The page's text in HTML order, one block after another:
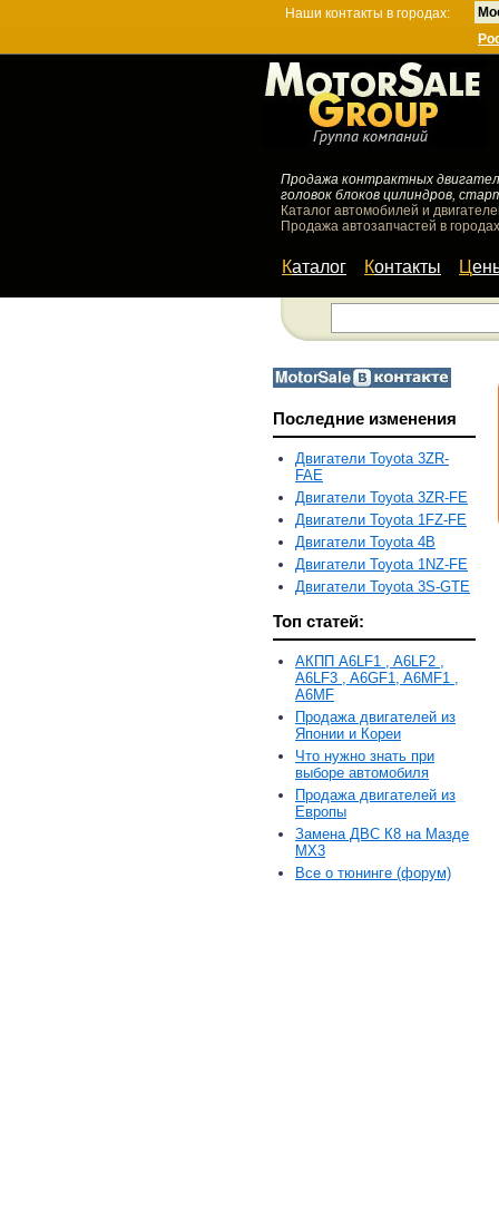
Наши контакты в городах:
Продажа контрактных
головок блоков цилиндров,
Каталог автомобилей и
Продажа автозапчастей в
Каталог Контакты
Последние изменения
Двигатели Toyota 3ZR-
FAE
Двигатели Toyota 3ZR-FE
Двигатели Toyota 1FZ-FE
Двигатели Toyota 4B
Двигатели Toyota 1NZ-FE
Двигатели Toyota 3S-GTE
Топ статей:
АКПП A6LF1 , A6LF2 ,
A6LF3 , A6GF1, A6MF1 ,
A6MF
Продажа двигателей из
Японии и Кореи
Что нужно знать при
выборе автомобиля
Продажа двигателей из
Европы
Замена ДВС К8 на Мазде
MX3
Все о тюнинге (форум)